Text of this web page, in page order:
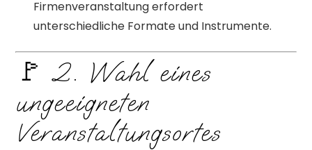
Firmenveranstaltung erfordert
unterschiedliche Formate und Instrumente.
🚩 2. Wahl eines
ungeeigneten
Veranstaltungsortes